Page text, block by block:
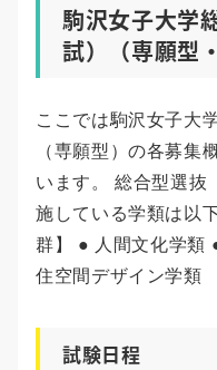
駒沢女子大学
試）（専願型
ここでは駒沢女子大
（専願型）の各募集
います。 総合型選抜
施している学類は以
群】 ● 人間文化学類
住空間デザイン学類
試験日程